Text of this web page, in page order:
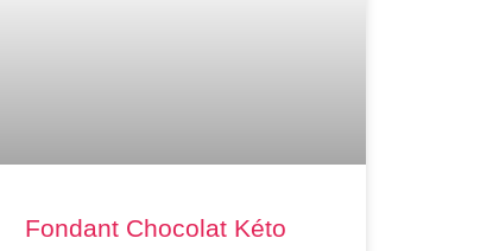
Fondant Chocolat Kéto